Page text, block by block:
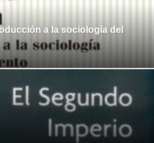
a la sociología del